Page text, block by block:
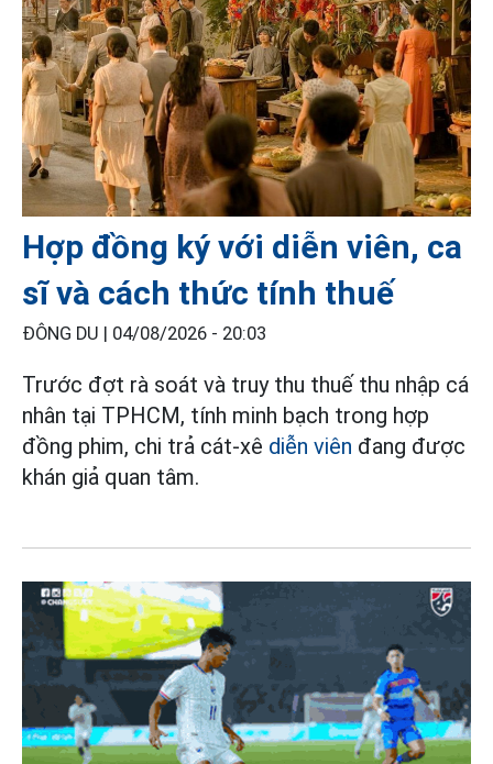
Hợp đồng ký với diễn viên, ca
sĩ và cách thức tính thuế
ĐÔNG DU | 04/08/2026 - 20:03
Trước đợt rà soát và truy thu thuế thu nhập cá
nhân tại TPHCM, tính minh bạch trong hợp
đồng phim, chi trả cát-xê diễn viên đang được
khán giả quan tâm.